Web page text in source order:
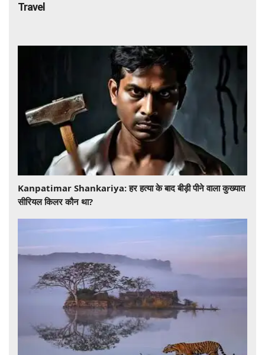
Travel
​​​​​​​Kanpatimar Shankariya: हर हत्या के बाद बीड़ी पीने वाला कुख्यात
सीरियल किलर कौन था?